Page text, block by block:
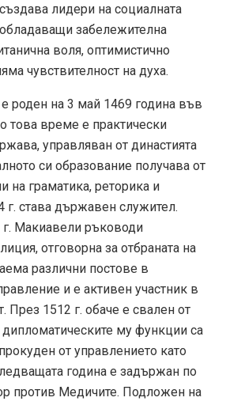
лидери на социалната
забележителна
воля, оптимистично
чувствителност на духа.
роден на 3 май 1469 година във
това време е практически
управляван от династията
си образование получава от
на граматика, реторика и
г. става държавен служител.
Макиавели ръководи
отговорна за отбраната на
различни постове в
и е активен участник в
През 1512 г. обаче е свален от
дипломатическите му функции са
от управлението като
година е задържан по
против Медичите. Подложен на